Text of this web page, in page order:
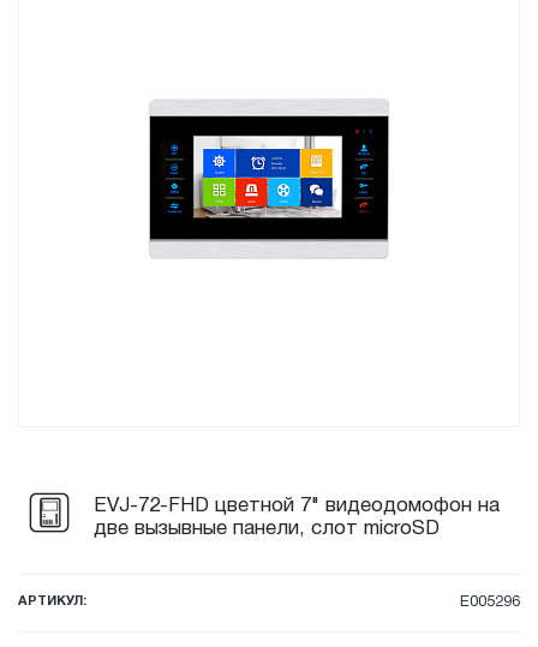
EVJ-72-FHD цветной 7" видеодомофон на
две вызывные панели, слот microSD
АРТИКУЛ: E005296